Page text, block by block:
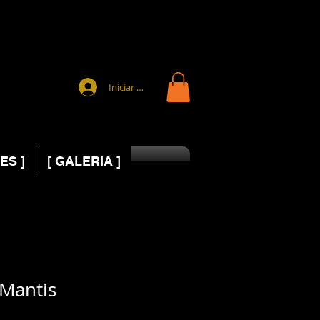
Iniciar sesión
] [ GALERIA ]